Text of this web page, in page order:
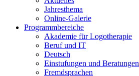
Jahresthema
Online-Galerie
Programmbereiche
Akademie für Logotherapie
Beruf und IT
Deutsch
Einstufungen und Beratungen
Fremdsprachen